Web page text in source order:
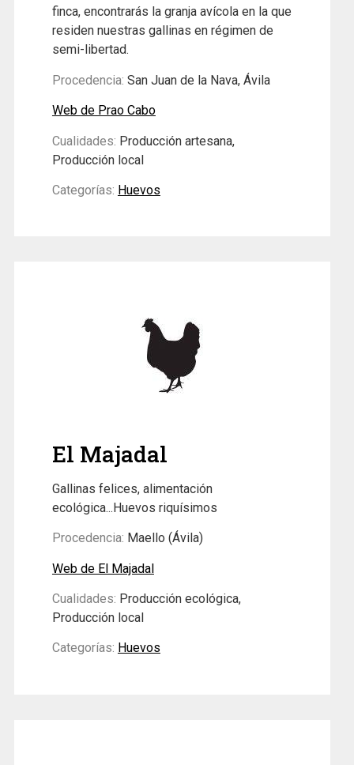
finca, encontrarás la granja avícola en la que
residen nuestras gallinas en régimen de
semi-libertad.
Procedencia: San Juan de la Nava, Ávila
Web de Prao Cabo
Cualidades: Producción artesana,
Producción local
Categorías: Huevos
El Majadal
Gallinas felices, alimentación
ecológica...Huevos riquísimos
Procedencia: Maello (Ávila)
Web de El Majadal
Cualidades: Producción ecológica,
Producción local
Categorías: Huevos